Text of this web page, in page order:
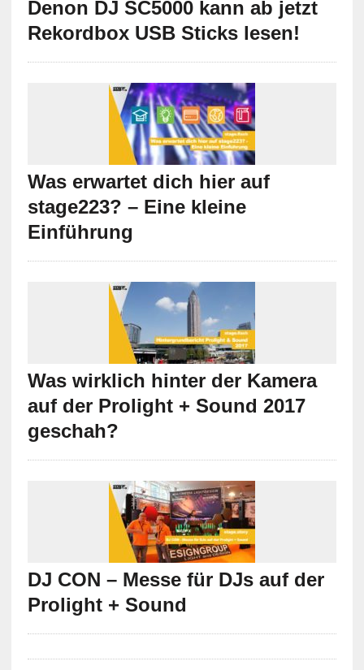
Denon DJ SC5000 kann ab jetzt
Rekordbox USB Sticks lesen!
Was erwartet dich hier auf
stage223? – Eine kleine
Einführung
Was wirklich hinter der Kamera
auf der Prolight + Sound 2017
geschah?
DJ CON – Messe für DJs auf der
Prolight + Sound